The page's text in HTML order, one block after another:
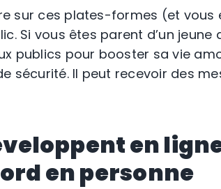
sur ces plates-formes (et vous
Si vous êtes parent d’un jeune
publics pour booster sa vie
sécurité. Il peut recevoir des
en
en personne